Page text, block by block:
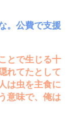
。公費で支援
とで生じる十
れてたとして
は虫を主食に
意味で、俺は